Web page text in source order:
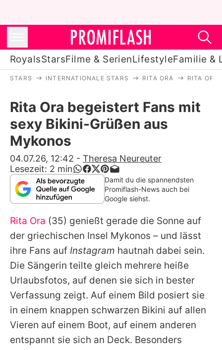
RoyalsStarsFilme & SerienLifestyleFamilie &
Stars
Filme & Serien
Lifestyle
Familie & Liebe
Promiflash Exklusiv
Alle Themen auf Promiflash
Jobs
App runterladen
Team
Redaktionelle Richtlinien
Impressum
STARS INTERNATIONALE STARS RITA ORA RITA ORA
Rita Ora begeistert Fans mit
sexy Bikini-Grüßen aus
Mykonos
04.07.26, 12:42 - Theresa Neureuter
Lesezeit: 2 min
Damit du die spannendsten
Promiflash-News auch bei
Google siehst.
Rita Ora (35) genießt gerade die Sonne auf
der griechischen Insel Mykonos – und lässt
ihre Fans auf Instagram hautnah dabei sein.
Die Sängerin teilte gleich mehrere heiße
Urlaubsfotos, auf denen sie sich in bester
Verfassung zeigt. Auf einem Bild posiert sie
in einem knappen schwarzen Bikini auf allen
Vieren auf einem Boot, auf einem anderen
entspannt sie sich an Deck. Besonders